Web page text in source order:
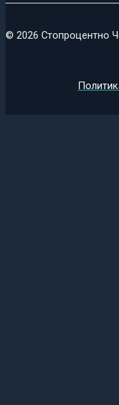
© 2026 Стопроцентно